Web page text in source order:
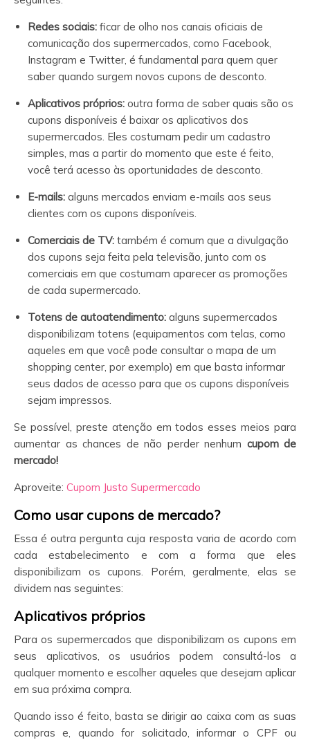
Redes sociais: ficar de olho nos canais oficiais de
comunicação dos supermercados, como Facebook,
Instagram e Twitter, é fundamental para quem quer
saber quando surgem novos cupons de desconto.
Aplicativos próprios: outra forma de saber quais são os
cupons disponíveis é baixar os aplicativos dos
supermercados. Eles costumam pedir um cadastro
simples, mas a partir do momento que este é feito,
você terá acesso às oportunidades de desconto.
E-mails: alguns mercados enviam e-mails aos seus
clientes com os cupons disponíveis.
Comerciais de TV: também é comum que a divulgação
dos cupons seja feita pela televisão, junto com os
comerciais em que costumam aparecer as promoções
de cada supermercado.
Totens de autoatendimento: alguns supermercados
disponibilizam totens (equipamentos com telas, como
aqueles em que você pode consultar o mapa de um
shopping center, por exemplo) em que basta informar
seus dados de acesso para que os cupons disponíveis
sejam impressos.
Se possível, preste atenção em todos esses meios para
aumentar as chances de não perder nenhum cupom de
mercado!
Aproveite: Cupom Justo Supermercado
Como usar cupons de mercado?
Essa é outra pergunta cuja resposta varia de acordo com
cada estabelecimento e com a forma que eles
disponibilizam os cupons. Porém, geralmente, elas se
dividem nas seguintes:
Aplicativos próprios
Para os supermercados que disponibilizam os cupons em
seus aplicativos, os usuários podem consultá-los a
qualquer momento e escolher aqueles que desejam aplicar
em sua próxima compra.
Quando isso é feito, basta se dirigir ao caixa com as suas
compras e, quando for solicitado, informar o CPF ou